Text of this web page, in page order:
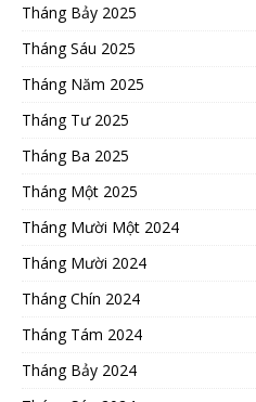
Tháng Bảy 2025
Tháng Sáu 2025
Tháng Năm 2025
Tháng Tư 2025
Tháng Ba 2025
Tháng Một 2025
Tháng Mười Một 2024
Tháng Mười 2024
Tháng Chín 2024
Tháng Tám 2024
Tháng Bảy 2024